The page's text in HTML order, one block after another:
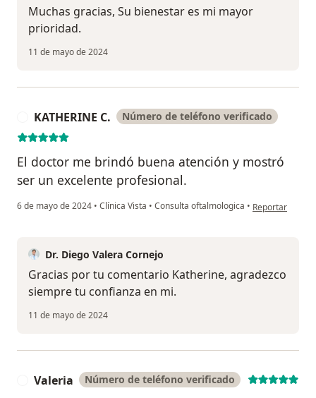
Muchas gracias, Su bienestar es mi mayor
prioridad.
11 de mayo de 2024
KATHERINE C. Número de teléfono verificado
El doctor me brindó buena atención y mostró
ser un excelente profesional.
6 de mayo de 2024 • Clínica Vista • Consulta oftalmologica • en opinión del
Reportar
Dr. Diego Valera Cornejo
Gracias por tu comentario Katherine, agradezco
siempre tu confianza en mi.
11 de mayo de 2024
Valeria Número de teléfono verificado